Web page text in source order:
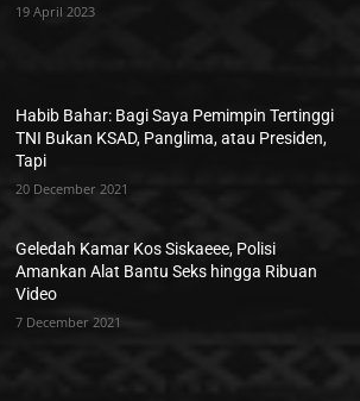
19 April 2023
Habib Bahar: Bagi Saya Pemimpin Tertinggi
TNI Bukan KSAD, Panglima, atau Presiden,
Tapi
20 December 2021
Geledah Kamar Kos Siskaeee, Polisi
Amankan Alat Bantu Seks hingga Ribuan
Video
7 December 2021